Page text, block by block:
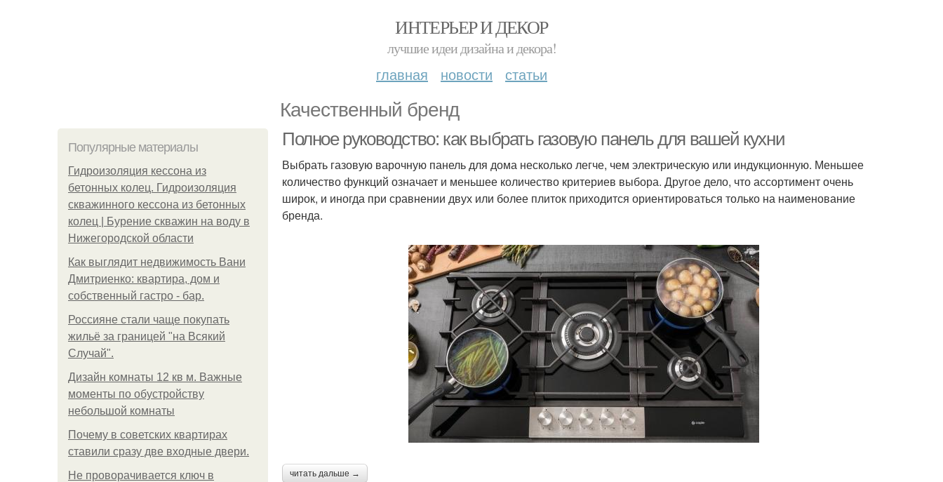
ИНТЕРЬЕР И ДЕКОР
лучшие идеи дизайна и декора!
главная новости статьи
Качественный бренд
Популярные материалы
Гидроизоляция кессона из
бетонных колец. Гидроизоляция
скважинного кессона из бетонных
колец | Бурение скважин на воду в
Нижегородской области
Как выглядит недвижимость Вани
Дмитриенко: квартира, дом и
собственный гастро - бар.
Россияне стали чаще покупать
жильё за границей "на Всякий
Случай".
Дизайн комнаты 12 кв м. Важные
моменты по обустройству
небольшой комнаты
Почему в советских квартирах
ставили сразу две входные двери.
Не проворачивается ключ в
Полное руководство: как выбрать газовую панель для вашей кухни
Выбрать газовую варочную панель для дома несколько легче, чем электрическую или индукционную. Меньшее
количество функций означает и меньшее количество критериев выбора. Другое дело, что ассортимент очень
широк, и иногда при сравнении двух или более плиток приходится ориентироваться только на наименование
бренда.
читать дальше →